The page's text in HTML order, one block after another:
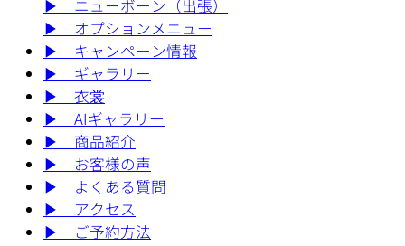
▶︎
ニューボーン（出張）
▶︎
オプションメニュー
▶︎
キャンペーン情報
▶︎
ギャラリー
▶︎
衣裳
▶︎
AIギャラリー
▶︎
商品紹介
▶︎
お客様の声
▶︎
よくある質問
▶︎
アクセス
▶︎
ご予約方法